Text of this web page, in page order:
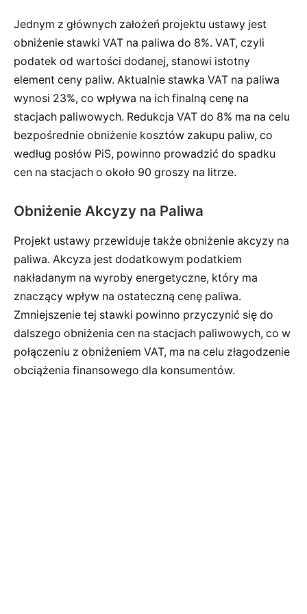
Jednym z głównych założeń projektu ustawy jest
obniżenie stawki VAT na paliwa do 8%. VAT, czyli
podatek od wartości dodanej, stanowi istotny
element ceny paliw. Aktualnie stawka VAT na paliwa
wynosi 23%, co wpływa na ich finalną cenę na
stacjach paliwowych. Redukcja VAT do 8% ma na celu
bezpośrednie obniżenie kosztów zakupu paliw, co
według posłów PiS, powinno prowadzić do spadku
cen na stacjach o około 90 groszy na litrze.
Obniżenie Akcyzy na Paliwa
Projekt ustawy przewiduje także obniżenie akcyzy na
paliwa. Akcyza jest dodatkowym podatkiem
nakładanym na wyroby energetyczne, który ma
znaczący wpływ na ostateczną cenę paliwa.
Zmniejszenie tej stawki powinno przyczynić się do
dalszego obniżenia cen na stacjach paliwowych, co w
połączeniu z obniżeniem VAT, ma na celu złagodzenie
obciążenia finansowego dla konsumentów.